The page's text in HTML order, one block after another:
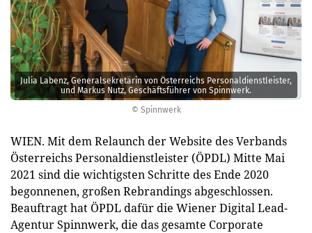
© Spinnwerk
Julia Labenz, Generalsekretärin von Österreichs Personaldienstleister,
und Markus Nutz, Geschäftsführer von Spinnwerk.
WIEN. Mit dem Relaunch der Website des Verbands
Österreichs Personaldienstleister (ÖPDL) Mitte Mai
2021 sind die wichtigsten Schritte des Ende 2020
begonnenen, großen Rebrandings abgeschlossen.
Beauftragt hat ÖPDL dafür die Wiener Digital Lead-
Agentur Spinnwerk, die das gesamte Corporate